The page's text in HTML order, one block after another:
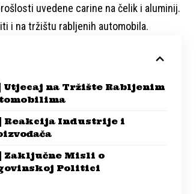
uvedene carine na čelik i aluminij.
i na tržištu rabljenih automobila.
Utjecaj na Tržište Rabljenim
Reakcija Industrije i
Zaključne Misli o
Politici